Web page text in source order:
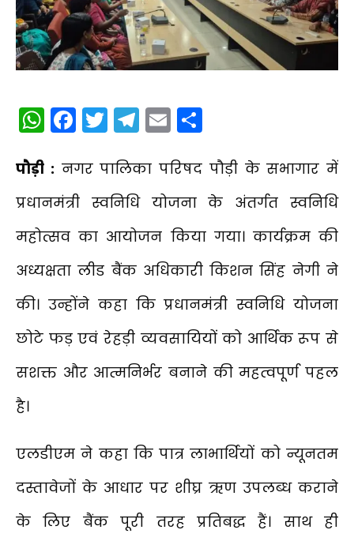
WhatsApp
Facebook
Twitter
Telegram
Email
पौड़ी : नगर पालिका परिषद पौड़ी के सभागार में
प्रधानमंत्री स्वनिधि योजना के अंतर्गत स्वनिधि
महोत्सव का आयोजन किया गया। कार्यक्रम की
अध्यक्षता लीड बैंक अधिकारी किशन सिंह नेगी ने
की। उन्होंने कहा कि प्रधानमंत्री स्वनिधि योजना
छोटे फड़ एवं रेहड़ी व्यवसायियों को आर्थिक रूप से
सशक्त और आत्मनिर्भर बनाने की महत्वपूर्ण पहल
है।
एलडीएम ने कहा कि पात्र लाभार्थियों को न्यूनतम
दस्तावेजों के आधार पर शीघ्र ऋण उपलब्ध कराने
के लिए बैंक पूरी तरह प्रतिबद्ध हैं। साथ ही